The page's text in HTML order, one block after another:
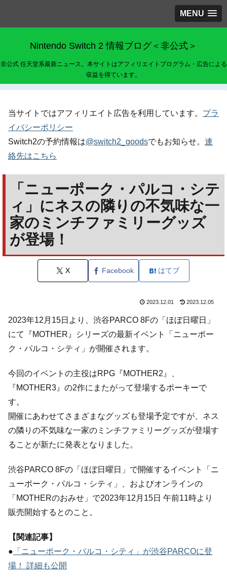
MENU
Nintendo Switch 2 情報ブログ＜非公式＞
非公式 任天堂系最新ニュース。本サイトはアフィリエイトプログラム・広告による
収益を得ています。
当サイトではアフィリエイト広告を利用しています。 プラ
イバシーポリシー
Switch2の予約情報は@switch2_goodsでもお知らせ。 連
絡先はこちら
「ニューポーク・パルコ・シテ
ィ」にネスの隣りの不気味な一
家のミンチファミリーグッズ
が登場！
X Facebook はてブ
2023.12.01 2023.12.05
2023年12月15日より、渋谷PARCO 8Fの「ほぼ日曜日」
にて『MOTHER』シリーズの最新イベント「ニューポー
ク・パルコ・シティ」が開催されます。
今回のイベントの主役はRPG『MOTHER2』、
『MOTHER3』の2作にまたがって登場するポーキーで
す。
開催にあわせてさまざまなグッズも登場予定ですが、ネス
の隣りの不気味な一家のミンチファミリーグッズが登場す
ることが新たに発表となりました。
渋谷PARCO 8Fの「ほぼ日曜日」で開催するイベント「ニ
ューポーク・パルコ・シティ」、およびオンラインの
「MOTHERのおみせ」で2023年12月15日 午前11時より
販売開始するとのこと。
【関連記事】
● 「ニューポーク・パルコ・シティ」が渋谷PARCOに登
場！ 詳細も公開